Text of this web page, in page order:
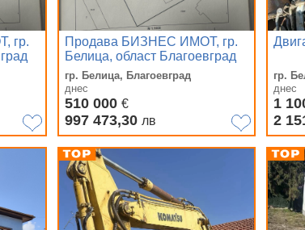
гр.
Продава БИЗНЕС ИМОТ, гр.
Белица, област Благоевград
гр. Белица, Благоевград
днес
510 000 €
997 473,30 лв
гр.
днес
1
2